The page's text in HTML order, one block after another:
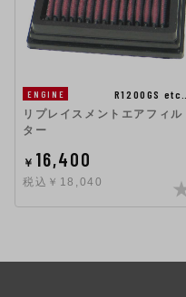
ENGINE
R1200GS etc…
リプレイスメントエアフィル
ター
￥ 16,400
税込￥18,040